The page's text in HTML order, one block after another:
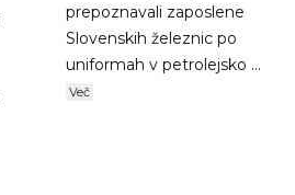
prepoznavali zaposlene
Slovenskih železnic po
uniformah v petrolejsko ...
Več